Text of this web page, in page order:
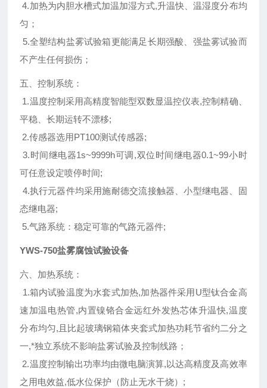
4.加热为内胆水槽式加温加湿方式,升温快、温湿度分布均
匀；
5.全塑结构盐雾试验箱更能满足长期强酸、强盐雾试验而
不产生任何损伤；
五、控制系统：
1.温度控制采用高精度智能型双数显温控仪表,控制精确、
平稳、长期运转不漂移;
2.传感器选用PT100测试传感器;
3.时间继电器1s~9999h可调,双位时间继电器0.1~99小时
可任意设定喷停时间;
4.执行元器件均采用施耐德交流接触器、小型继电器、固
态继电器;
5.气路系统：稳定可靠的气路元器件;
YWS-750盐雾腐蚀试验设备
六、加热系统：
1.箱内试验温度为水套式加热,加热器件采用U型钛合金高
速加温电热管,内置镍铬合金远红外发热芯体升温快,温度
分布均匀,且比起玻璃钢箱体夹套式加热功耗节省约二分之
一,*独立系统不影响盐雾试验及控制线路；
2.温度控制输出功率均由微电脑演算,以达高精度及高效率
之用电效益,低水位保护（防止无水干烧）;